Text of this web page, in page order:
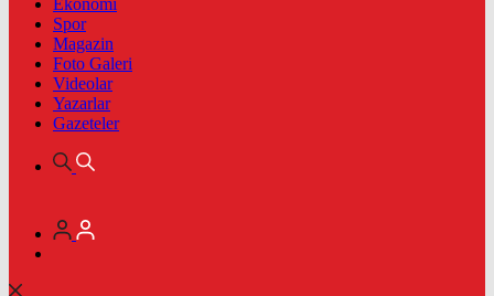
Ekonomi
Spor
Magazin
Foto Galeri
Videolar
Yazarlar
Gazeteler